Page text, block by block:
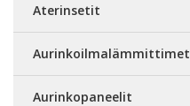
Aterinsetit
Aurinkoilmalämmittimet
Aurinkopaneelit